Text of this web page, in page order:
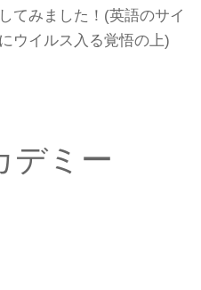
てみました！(英語のサイ
ウイルス入る覚悟の上)
デミー